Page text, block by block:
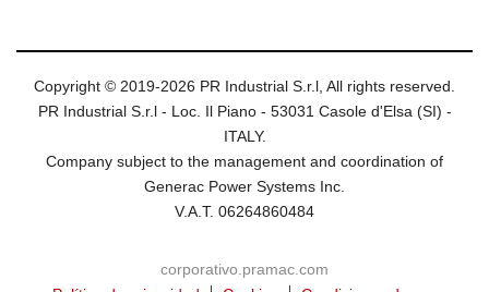
Copyright © 2019-2026 PR Industrial S.r.l, All rights reserved.
PR Industrial S.r.l - Loc. Il Piano - 53031 Casole d'Elsa (SI) -
ITALY.
Company subject to the management and coordination of
Generac Power Systems Inc.
V.A.T. 06264860484
corporativo.pramac.com